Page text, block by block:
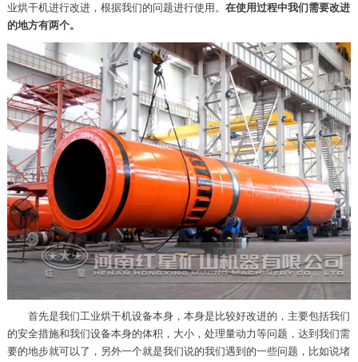
业烘干机进行改进，根据我们的问题进行使用。 在使用过程中我们需要改进
的地方有两个。
首先是我们工业烘干机设备本身，本身是比较好改进的，主要包括我们
的安全措施和我们设备本身的体积，大小，处理量动力等问题，达到我们需
要的地步就可以了，另外一个就是我们说的我们遇到的一些问题，比如说堵